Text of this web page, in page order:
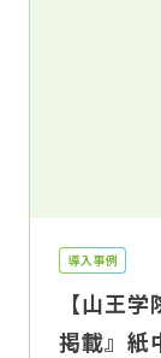
導入事例
【山王
掲載』紙